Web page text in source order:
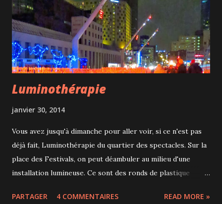
handicapées En savoir plus sur
http://www.chartsinfrance.net/Grand-Corps-
Malade/news-80598.html#RjsEfdZqykF7Yf9D.99 son année
passée en centre de rééducation pour personnes
handicapées En savoir plus sur http://www.chartsinfran...
Luminothérapie
janvier 30, 2014
Vous avez jusqu'à dimanche pour aller voir, si ce n'est pas
déjà fait, Luminothérapie du quartier des spectacles. Sur la
place des Festivals, on peut déambuler au milieu d'une
installation lumineuse. Ce sont des ronds de plastique
peut également suivre le plan et aller voir les 7 animations
PARTAGER 4 COMMENTAIRES READ MORE »